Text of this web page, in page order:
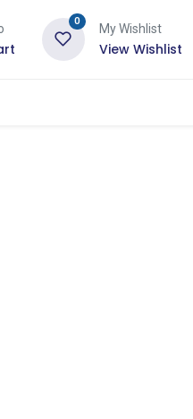
0
My Wishlist
View Wishlist